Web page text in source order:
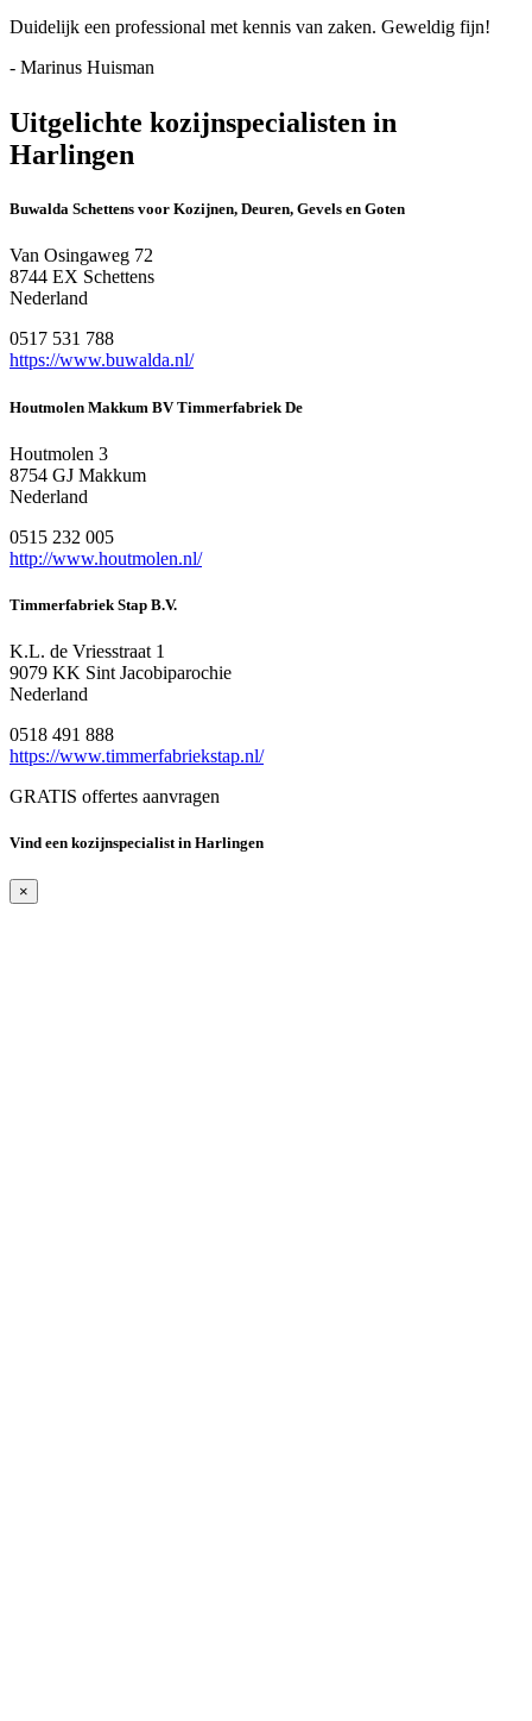
Duidelijk een professional met kennis van zaken. Geweldig fijn!
- Marinus Huisman
Uitgelichte kozijnspecialisten in
Harlingen
Buwalda Schettens voor Kozijnen, Deuren, Gevels en Goten
Van Osingaweg 72
8744 EX Schettens
Nederland
0517 531 788
https://www.buwalda.nl/
Houtmolen Makkum BV Timmerfabriek De
Houtmolen 3
8754 GJ Makkum
Nederland
0515 232 005
http://www.houtmolen.nl/
Timmerfabriek Stap B.V.
K.L. de Vriesstraat 1
9079 KK Sint Jacobiparochie
Nederland
0518 491 888
https://www.timmerfabriekstap.nl/
GRATIS offertes aanvragen
Vind een kozijnspecialist in Harlingen
×